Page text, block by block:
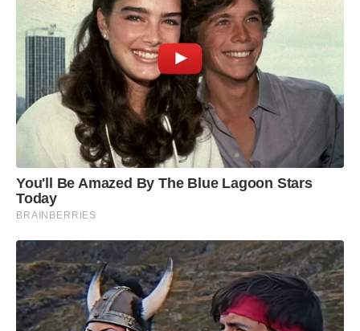
You'll Be Amazed By The Blue Lagoon Stars
Today
BRAINBERRIES